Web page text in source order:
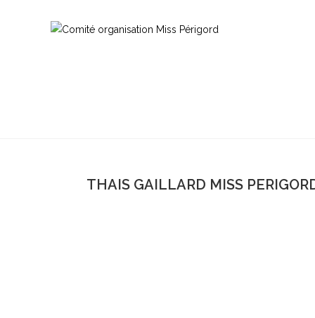
THAIS GAILLARD MISS